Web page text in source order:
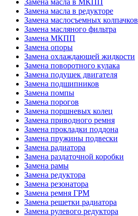
Замена масла в МКПП
Замена масла в редукторе
Замена маслосъемных колпачков
Замена масляного фильтра
Замена МКПП
Замена опоры
Замена охлаждающей жидкости
Замена поворотного кулака
Замена подушек двигателя
Замена подшипников
Замена помпы
Замена порогов
Замена поршневых колец
Замена приводного ремня
Замена прокладки поддона
Замена пружины подвески
Замена радиатора
Замена раздаточной коробки
Замена рамы
Замена редуктора
Замена резонатора
Замена ремня ГРМ
Замена решетки радиатора
Замена рулевого редуктора